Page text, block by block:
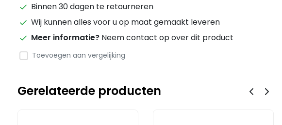
Binnen 30 dagen te retourneren
Wij kunnen alles voor u op maat gemaakt leveren
Meer informatie? Neem contact op over dit product
Toevoegen aan vergelijking
Gerelateerde producten